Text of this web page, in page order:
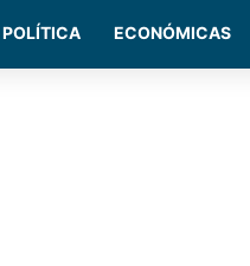
POLÍTICA ECONÓMICAS